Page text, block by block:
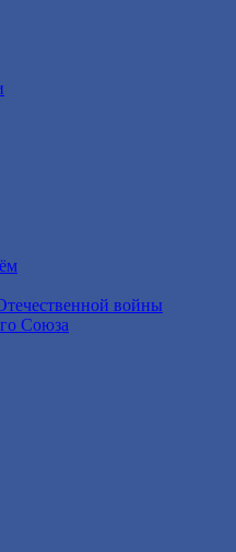
войны
Союза